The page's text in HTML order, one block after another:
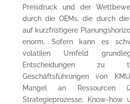
Preisdruck und der
durch die OEMs, die durch
auf kurzfristigere
enorm. Sofern kann es
volatilen Umfeld
Entscheidungen zu
Geschäftsführungen von
Mangel an Ressourcen
Strategieprozesse, Know-how